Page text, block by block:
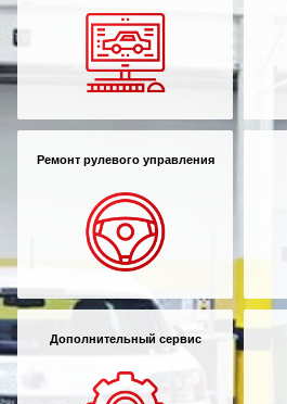
Ремонт рулевого управления
Дополнительный сервис